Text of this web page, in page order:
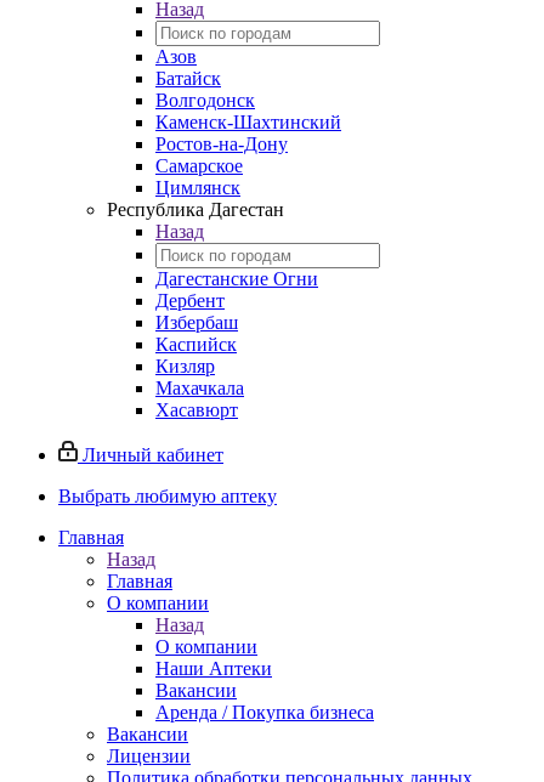
Назад
Азов
Батайск
Волгодонск
Каменск-Шахтинский
Ростов-на-Дону
Самарское
Цимлянск
Республика Дагестан
Назад
Дагестанские Огни
Дербент
Избербаш
Каспийск
Кизляр
Махачкала
Хасавюрт
Личный кабинет
Выбрать любимую аптеку
Главная
Назад
Главная
О компании
Назад
О компании
Наши Аптеки
Вакансии
Аренда / Покупка бизнеса
Вакансии
Лицензии
Политика обработки персональных данных